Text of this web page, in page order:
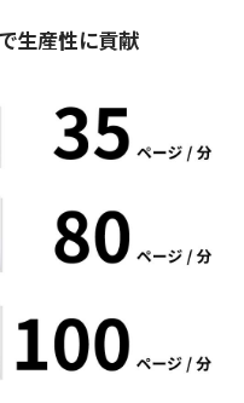
生産性に貢献